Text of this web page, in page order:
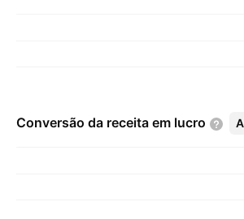
Conversão da receita em lucro